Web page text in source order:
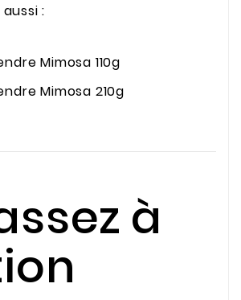
:
Mimosa 110g
Mimosa 210g
à